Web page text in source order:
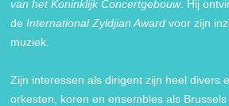
van het Koninklijk Concertgebouw. Hij
deInternational Zyldjian Awardvoor zijn
muziek.
Zijn interessen als dirigent zijn heel divers
orkesten, koren en ensembles als